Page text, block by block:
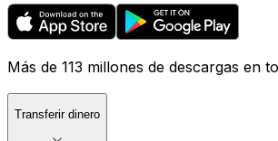
Más de 113 millones de descargas en
Transferir dinero